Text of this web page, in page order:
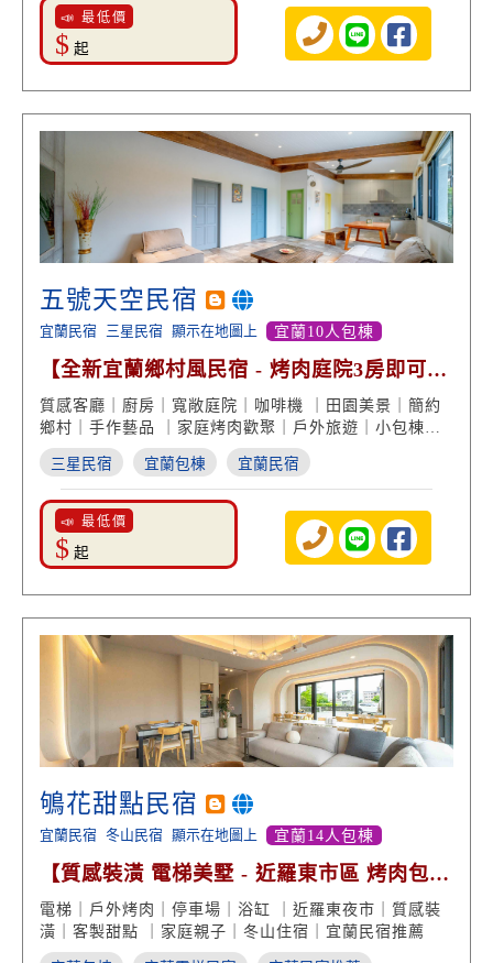
📣 最低價
$ 起
五號天空民宿
宜蘭民宿 三星民宿 顯示在地圖上 宜蘭10人包棟
【全新宜蘭鄉村風民宿 - 烤肉庭院3房即可包
棟】
質感客廳｜廚房｜寬敞庭院｜咖啡機 ｜田園美景｜簡約
鄉村｜手作藝品 ｜家庭烤肉歡聚｜戶外旅遊｜小包棟推
薦
三星民宿 宜蘭包棟 宜蘭民宿
📣 最低價
$ 起
鴝花甜點民宿
宜蘭民宿 冬山民宿 顯示在地圖上 宜蘭14人包棟
【質感裝潢 電梯美墅 - 近羅東市區 烤肉包棟
泡澡放鬆】
電梯｜戶外烤肉｜停車場｜浴缸 ｜近羅東夜市｜質感裝
潢｜客製甜點 ｜家庭親子｜冬山住宿｜宜蘭民宿推薦